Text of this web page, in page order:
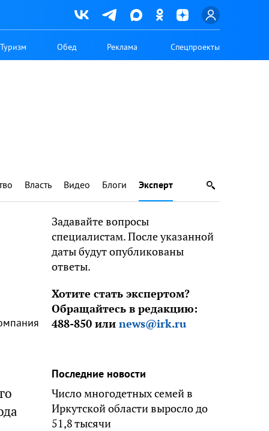
Туризм Обед Реклама Спецпроекты
Власть Видео Блоги Эксперт
Задавайте вопросы
специалистам. После указанной
даты будут опубликованы
ответы.
Хотите стать экспертом?
Обращайтесь в редакцию:
488-850 или news@irk.ru
Последние новости
Число многодетных семей в
Иркутской области выросло до
51,8 тысячи